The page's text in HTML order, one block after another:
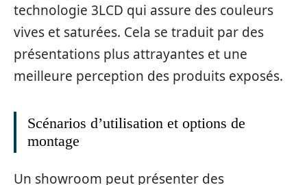
technologie 3LCD qui assure des couleurs
vives et saturées. Cela se traduit par des
présentations plus attrayantes et une
meilleure perception des produits exposés.
Scénarios d’utilisation et options de
montage
Un showroom peut présenter des